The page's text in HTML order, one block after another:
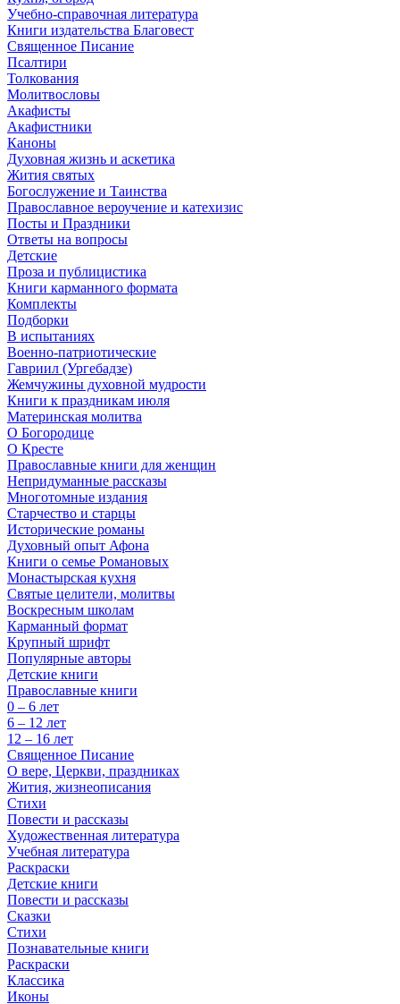
Учебно-справочная литература
Книги издательства Благовест
Священное Писание
Псалтири
Толкования
Молитвословы
Акафисты
Акафистники
Каноны
Духовная жизнь и аскетика
Жития святых
Богослужение и Таинства
Православное вероучение и катехизис
Посты и Праздники
Ответы на вопросы
Детские
Проза и публицистика
Книги карманного формата
Комплекты
Подборки
В испытаниях
Военно-патриотические
Гавриил (Ургебадзе)
Жемчужины духовной мудрости
Книги к праздникам июля
Материнская молитва
О Богородице
О Кресте
Православные книги для женщин
Непридуманные рассказы
Многотомные издания
Старчество и старцы
Исторические романы
Духовный опыт Афона
Книги о семье Романовых
Монастырская кухня
Святые целители, молитвы
Воскресным школам
Карманный формат
Крупный шрифт
Популярные авторы
Детские книги
Православные книги
0 – 6 лет
6 – 12 лет
12 – 16 лет
Священное Писание
О вере, Церкви, праздниках
Жития, жизнеописания
Стихи
Повести и рассказы
Художественная литература
Учебная литература
Раскраски
Детские книги
Повести и рассказы
Сказки
Стихи
Познавательные книги
Раскраски
Классика
Иконы